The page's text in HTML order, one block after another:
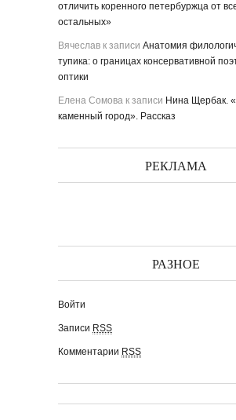
отличить коренного петербуржца от
остальных»
Вячеслав к записи Анатомия
тупика: о границах консервативной
оптики
Елена Сомова к записи Нина Щербак.
каменный город». Рассказ
РЕКЛАМА
РАЗНОЕ
Войти
Записи RSS
Комментарии RSS